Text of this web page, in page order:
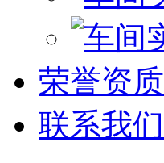
荣誉资质
联系我们